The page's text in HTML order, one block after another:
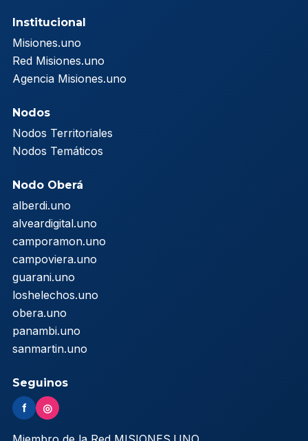
Institucional
Misiones.uno
Red Misiones.uno
Agencia Misiones.uno
Nodos
Nodos Territoriales
Nodos Temáticos
Nodo Oberá
alberdi.uno
alveardigital.uno
camporamon.uno
campoviera.uno
guarani.uno
loshelechos.uno
obera.uno
panambi.uno
sanmartin.uno
Seguinos
f ◎